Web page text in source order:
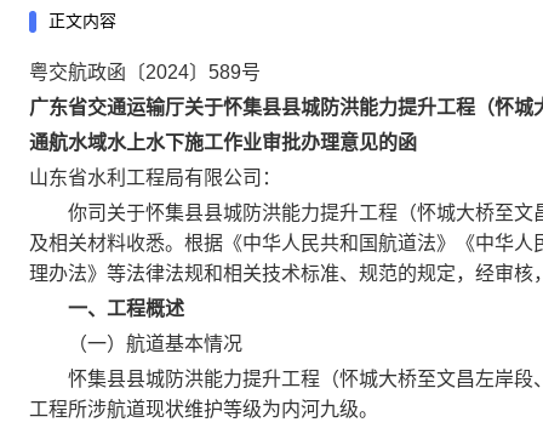
正文内容
粤交航政函〔2024〕589号
广东省交通运输厅关于怀集县县城防洪能力提升工程（怀
通航水域水上水下施工作业审批办理意见的函
山东省水利工程局有限公司：
你司关于怀集县县城防洪能力提升工程（怀城大桥至文
及相关材料收悉。根据《中华人民共和国航道法》《中华
理办法》等法律法规和相关技术标准、规范的规定，经审核
一、工程概述
（一）航道基本情况
怀集县县城防洪能力提升工程（怀城大桥至文昌左岸段
工程所涉航道现状维护等级为内河九级。